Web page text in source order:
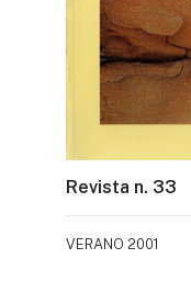
Revista n. 33
VERANO 2001